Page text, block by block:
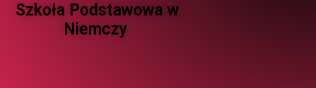
Szkoła Podstawowa w
Niemczy ​